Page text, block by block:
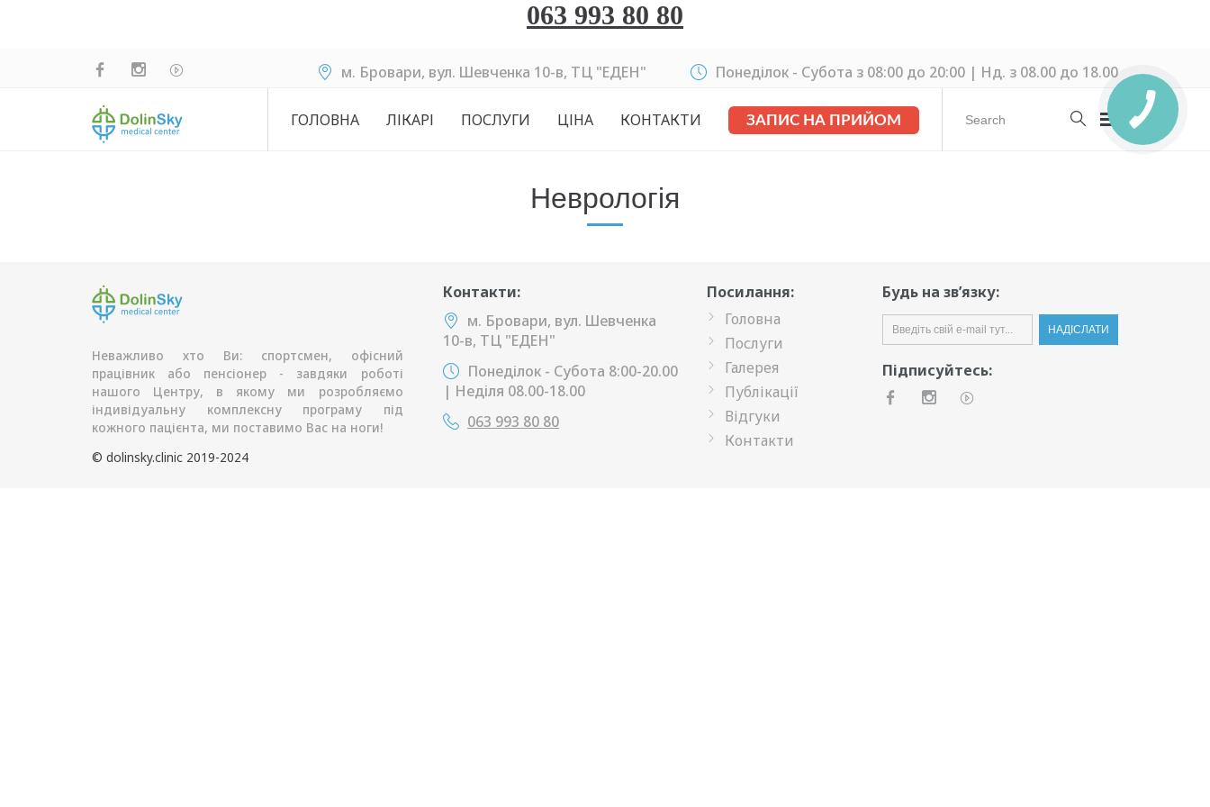
063 993 80 80
м. Бровари, вул. Шевченка 10-в, ТЦ "ЕДЕН" Понеділок - Cубота з 08:00 до 20:00 | Нд. з 08.00 до 18.00
ГОЛОВНА ЛІКАРІ ПОСЛУГИ ЦІНА КОНТАКТИ ЗАПИС НА ПРИЙОМ
Неврологія
Неважливо хто Ви: спортсмен, офісний
працівник або пенсіонер - завдяки роботі
нашого Центру, в якому ми розробляємо
індивідуальну комплексну програму під
кожного пацієнта, ми поставимо Вас на ноги!
© dolinsky.clinic 2019-2024
Контакти:
м. Бровари, вул. Шевченка
10-в, ТЦ "ЕДЕН"
Понеділок - Субота 8:00-20.00
| Неділя 08.00-18.00
063 993 80 80
Посилання:
Головна
Послуги
Галерея
Публікації
Відгуки
Контакти
Будь на зв’язку:
Підписуйтесь: